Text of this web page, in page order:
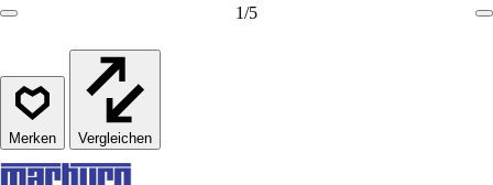
1/5
Vergleichen